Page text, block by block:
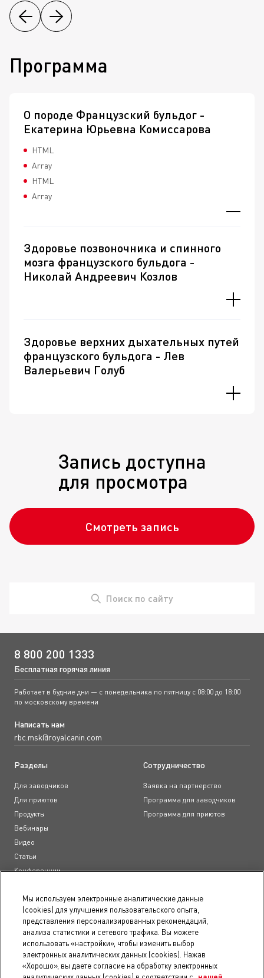
Программа
О породе Французский бульдог -
Екатерина Юрьевна Комиссарова
HTML
Array
HTML
Array
Здоровье позвоночника и спинного
мозга французского бульдога -
Николай Андреевич Козлов
Здоровье верхних дыхательных путей
французского бульдога - Лев
Валерьевич Голуб
Запись доступна
для просмотра
Смотреть запись
Поиск по сайту
8 800 200 1333
Бесплатная горячая линия
Работает в будние дни — с понедельника по пятницу с 08:00 до 18:00
по московскому времени
Написать нам
rbc.msk@royalcanin.com
Разделы
Для заводчиков
Для приютов
Продукты
Вебинары
Видео
Статьи
Конференции
Сотрудничество
Заявка на партнерство
Программа для заводчиков
Программа для приютов
Документы
Пользовательское соглашение
Положение о конфиденциальности
Правила использования сайта
Доступность
Мы используем электронные аналитические данные
(cookies) для улучшения пользовательского опыта,
представления персонализированных рекомендаций,
анализа статистики и сетевого трафика. Вы можете
использовать «настройки», чтобы изменить выбор
электронных аналитических данных (cookies). Нажав
«Хорошо», вы даете согласие на обработку электронных